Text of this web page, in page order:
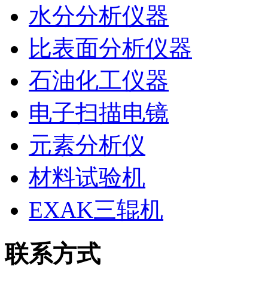
水分分析仪器
比表面分析仪器
石油化工仪器
电子扫描电镜
元素分析仪
材料试验机
EXAK三辊机
联系方式